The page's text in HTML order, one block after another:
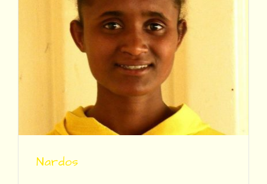
Kontakt / Spenden
Nardos